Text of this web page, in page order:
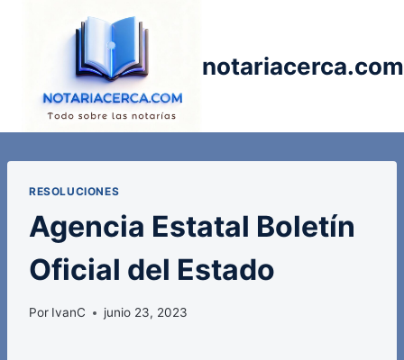
notariacerca.com
RESOLUCIONES
Agencia Estatal Boletín
Oficial del Estado
Por IvanC junio 23, 2023